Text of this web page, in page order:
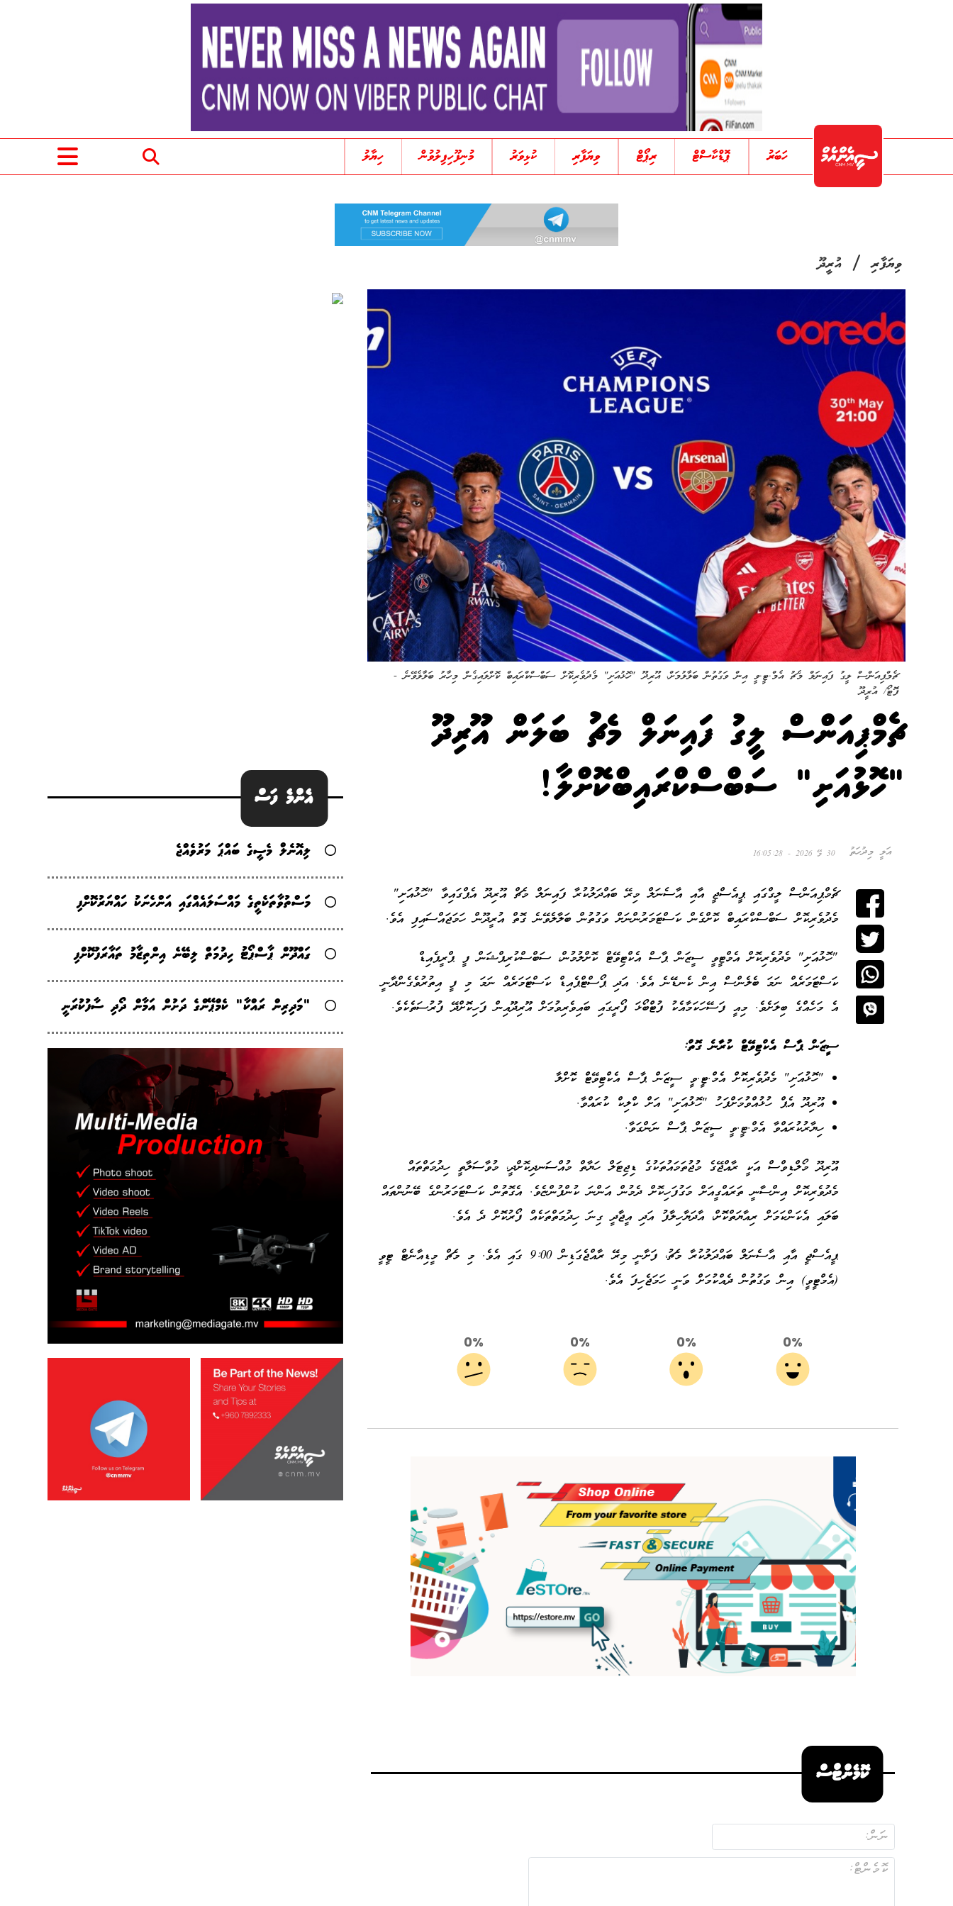
ހަބަރު ޕޮޑްކާސްޓް ރިޕޯޓް ވިޔަފާރި ކުޅިވަރު މުނިފޫހިފިލުވުން ހިޔާލު
ވިޔަފާރި/ އުރީދޫ
ޗެމްޕިއަންސް ލީގު ފައިނަލް މެޗު އެމް.ޓީ.ވީ އިން ވަގުތުން ބަލާލުމަށް، އޫރިދޫ "ހޮޅުއަށި" މެދުވެރިކޮށް ސަބްސްކްރައިބް ކޮށްލައިގެން މިހާރު ބަލާލެވޭނެ -
ފޮޓޯ/ އުރީދޫ
ޗެމްޕިއަންސް ލީގު ފައިނަލް މެޗު ބަލަން އޫރިދޫ
"ހޮޅުއަށި" ސަބްސްކްރައިބްކޮށްލާ!
އަލީ މިދުހަތު 30 މޭ 2026 - 16:05:28
ޗެމްޕިއަންސް ލީގްގައި ޕީއެސްޖީ އާއި އާސެނަލް މިރޭ ބައްދަލުކުރާ ފައިނަލް މެޗް އޫރިދޫ އެޕްގައިވާ "ހޮޅުއަށި"
މެދުވެރިކޮށް ސަބްސްކްރައިބް ކޮށްގެން ކަސްޓަމަރުންނަށް ވަގުތުން ބަލާލެވޭނެ ގޮތް އުރީދޫން ހަމަޖައްސައިފި އެވެ.
"ހޮޅުއަށި" މެދުވެރިކޮށް އެމްޓީވީ ސީޒަން ޕާސް އެކްޓިވޭޓް ކޮށްލުމުން، ސަބްސްކުރިޕްޝަން ފީ ޕްރީޕެއިޑް
ކަސްޓަމަރެއް ނަމަ ބެލެންސް އިން ކެނޑޭނެ އެވެ. އަދި ޕޯސްޓްޕެއިޑް ކަސްޓަމަރެއް ނަމަ މި ފީ އިތުރުވެގެންދާނީ
އެ މަހެއްގެ ބިލަށެވެ. މިއީ ފަސޭހަކަމާއެކު ފުޓްބޯޅަ ފޯރީގައި ބައިވެރިވުމަށް އޫރިދޫއިން ފަހިކޮށްދޭ ފުރުސަތެކެވެ.
ސީޒަން ޕާސް އެކްޓިވޭޓް ކުރާނެ ގޮތް:
"ހޮޅުއަށި" މެދުވެރިކޮށް އެމް.ޓީ.ވީ ސީޒަން ޕާސް އެކްޓިވޭޓް ކޮށްލާ
އޫރިދޫ އެޕް ހުޅުއްވުމަށްފަހު "ހޮޅުއަށި" އަށް ކްލިކް ކުރައްވާ.
ހިޔާރުކުރައްވާ އެމް.ޓީ.ވީ ސީޒަން ޕާސް ނަންގަވާ.
އޫރިދޫ މޯލްޑިވްސް އަކީ ރާއްޖޭގެ މުޖުތަމައުތަކުގެ ޑިޖިޓަލް ހަޔާތް މުއްސަނދިކޮށްދީ، މުވާސަލާތީ ހިދުމަތްތައް
މެދުވެރިކޮށް އިންސާނީ ތަރައްގީއަށް މަގުފަހިކޮށް ދެމުން އަންނަ ކުންފުންޏެވެ. އެގޮތުން ކަސްޓަމަރުންގެ ބޭނުންތައް
ބަލައި އެކަންކަމަށް ރިއާޔަތްކޮށް، އާދަޔާހިލާފު އަދި އީޖާދީ ގިނަ ހިދުމަތްތަކެއް ފޯރުކޮށް ދެ އެވެ.
ޕީއެސްޖީ އާއި އާސެނަލް ބައްދަލުކުރާ މެޗު، ފަށާނީ މިރޭ ރާއްޖެގަޑިން 9:00 ގައި އެވެ. މި މެޗް މީޑިއާނެޓް ޓީވީ
(އެމްޓީވީ) އިން ވަގުތުން ދެއްކުމަށް ވަނީ ހަމަޖެހިފަ އެވެ.
0%
0%
0%
0%
ކޮމެންޓްސް
އެންމެ ފަސް
ލިއޮނެލް މެސީގެ ބައްޕަ މަރުވެއްޖެ
މަސްތުވާތަކެތީގެ މައްސަލައެއްގައި އަންހެނަކު ހައްޔަރުކޮށްފި
ގައްދޫން ޕާސްޕޯޓު ހިދުމަތް ލިބޭނެ އިންތިޒާމު ތައާރަފުކޮށްފި
"މަދިރިން ރައްކާ" ކެމްޕޭންގެ ދަށުން އަމާން ދޯދި ސާފުކުރަނީ